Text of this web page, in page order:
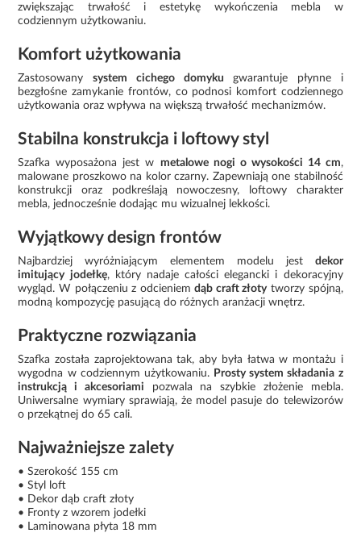
zwiększając trwałość i estetykę wykończenia mebla w
codziennym użytkowaniu.
Komfort użytkowania
Zastosowanysystem cichego domyku gwarantuje płynne i
bezgłośne zamykanie frontów, co podnosi komfort codziennego
użytkowania oraz wpływa na większą trwałość mechanizmów.
Stabilna konstrukcja i loftowy styl
Szafka wyposażona jest w metalowe nogi o wysokości 14 cm,
malowane proszkowo na kolor czarny. Zapewniają one stabilność
konstrukcji oraz podkreślają nowoczesny, loftowy charakter
mebla, jednocześnie dodając mu wizualnej lekkości.
Wyjątkowy design frontów
Najbardziej wyróżniającym elementem modelu jest dekor
imitujący jodełkę, który nadaje całości elegancki i dekoracyjny
wygląd. W połączeniu z odcieniemdąb craft złoty tworzy spójną,
modną kompozycję pasującą do różnych aranżacji wnętrz.
Praktyczne rozwiązania
Szafka została zaprojektowana tak, aby była łatwa w montażu i
wygodna w codziennym użytkowaniu. Prosty system składania z
instrukcją i akcesoriami pozwala na szybkie złożenie mebla.
Uniwersalne wymiary sprawiają, że model pasuje do telewizorów
o przekątnej do 65 cali.
Najważniejsze zalety
• Szerokość 155 cm
• Styl loft
• Dekor dąb craft złoty
• Fronty z wzorem jodełki
• Laminowana płyta 18 mm